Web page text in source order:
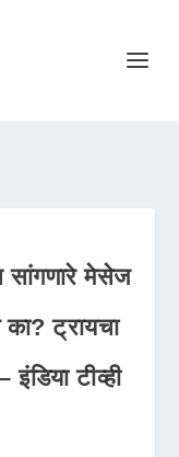
सांगणारे मेसेज
ट्रायचा
टीव्ही